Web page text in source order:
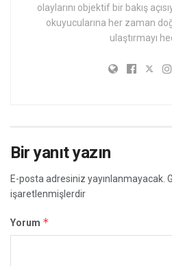
olaylarını objektif bir bakış
okuyucularına her zaman
ulaştırmayı
Bir yanıt yazın
E-posta adresiniz yayınlanmayacak.
işaretlenmişlerdir
Yorum *